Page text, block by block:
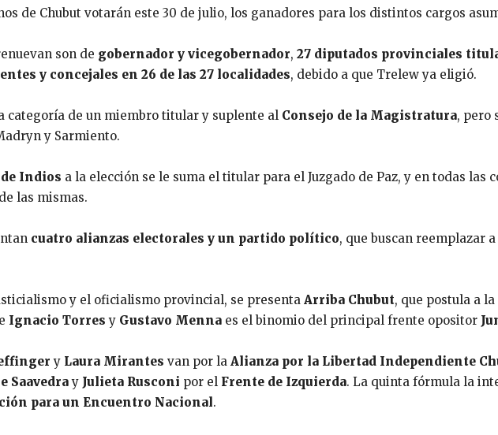
de Chubut votarán este 30 de julio, los ganadores para los distintos cargos
son de gobernador y vicegobernador, 27 diputados provinciales
y concejales en 26 de las 27 localidades, debido a que Trelew ya eligió.
categoría de un miembro titular y suplente al Consejo de la Magistratura, pero
y Sarmiento.
de Indios a la elección se le suma el titular para el Juzgado de Paz, y en todas las
las mismas.
cuatro alianzas electorales y un partido político, que buscan reemplazar a
y el oficialismo provincial, se presenta Arriba Chubut, que postula a
Ignacio Torres y Gustavo Menna es el binomio del principal frente opositor
y Laura Mirantes van por la Alianza por la Libertad Independiente
Saavedray Julieta Rusconi por el Frente de Izquierda. La quinta fórmula la
para un Encuentro Nacional.